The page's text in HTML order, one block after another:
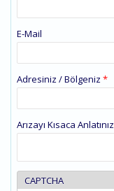
E-Mail
Adresiniz / Bölgeniz*
Arızayı Kısaca Anlatınız
CAPTCHA